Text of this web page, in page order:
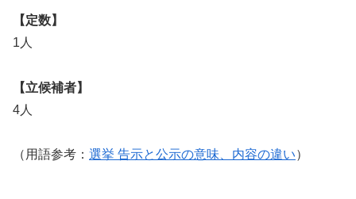
【定数】
1人
【立候補者】
4人
（用語参考： 選挙 告示と公示の意味、内容の違い）